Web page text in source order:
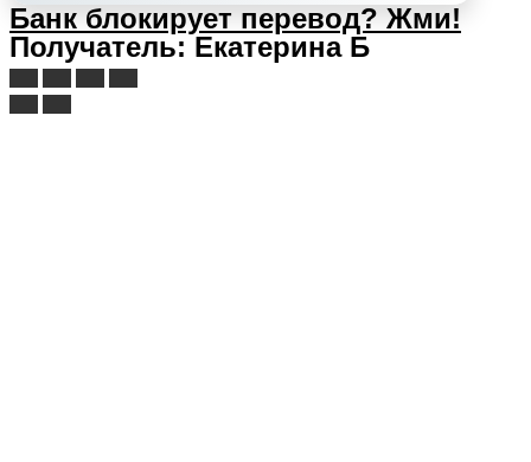
Банк блокирует перевод? Жми!
Получатель: Екатерина Б